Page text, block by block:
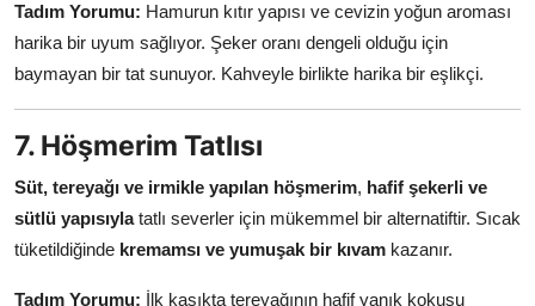
Tadım Yorumu: Hamurun kıtır yapısı ve cevizin yoğun aroması
harika bir uyum sağlıyor. Şeker oranı dengeli olduğu için
baymayan bir tat sunuyor. Kahveyle birlikte harika bir eşlikçi.
7. Höşmerim Tatlısı
Süt, tereyağı ve irmikle yapılan höşmerim, hafif şekerli ve
sütlü yapısıylatatlı severler için mükemmel bir alternatiftir. Sıcak
tüketildiğinde kremamsı ve yumuşak bir kıvam kazanır.
Tadım Yorumu: İlk kaşıkta tereyağının hafif yanık kokusu